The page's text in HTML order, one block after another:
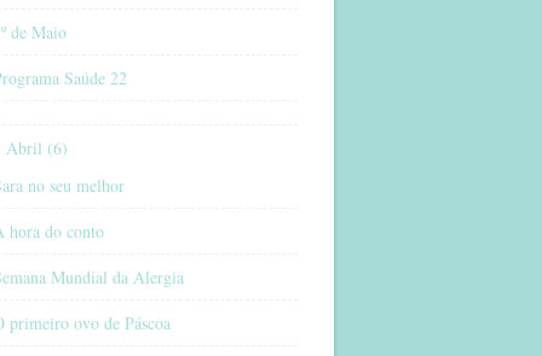
de Maio
Saúde 22
Abril (6)
no seu melhor
hora do conto
Mundial da Alergia
primeiro ovo de Páscoa